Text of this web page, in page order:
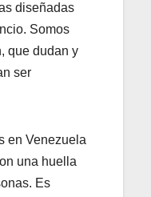
diseñadas
Somos
que dudan y
ser
en Venezuela
una huella
Es